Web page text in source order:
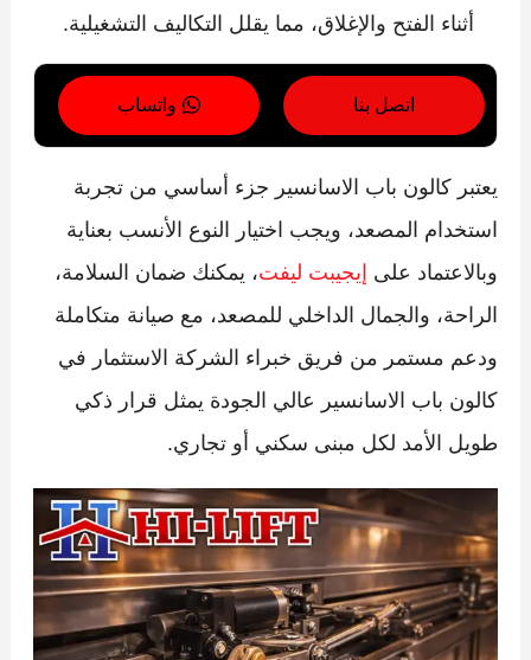
أثناء الفتح والإغلاق، مما يقلل التكاليف التشغيلية.
اتصل بنا واتساب
يعتبر كالون باب الاسانسير جزء أساسي من تجربة
استخدام المصعد، ويجب اختيار النوع الأنسب بعناية
وبالاعتماد على إيجيبت ليفت، يمكنك ضمان السلامة،
الراحة، والجمال الداخلي للمصعد، مع صيانة متكاملة
ودعم مستمر من فريق خبراء الشركة الاستثمار في
كالون باب الاسانسير عالي الجودة يمثل قرار ذكي
طويل الأمد لكل مبنى سكني أو تجاري.